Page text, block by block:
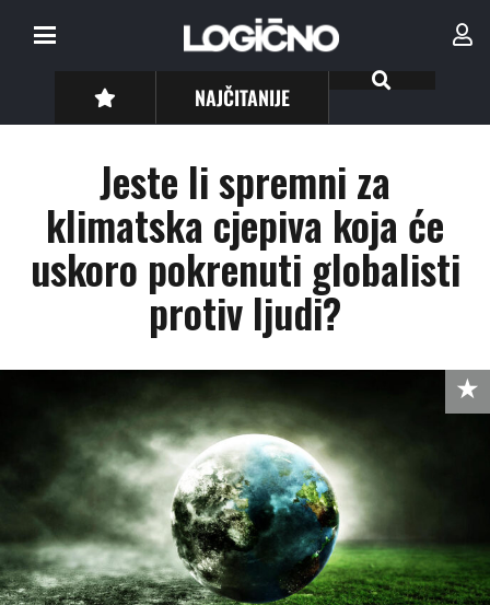
NAJČITANIJE
Jeste li spremni za
klimatska cjepiva koja će
uskoro pokrenuti globalisti
protiv ljudi?